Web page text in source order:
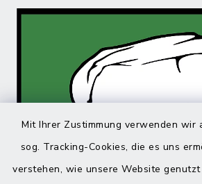
Mit Ihrer Zustimmung verwenden wir
sog. Tracking-Cookies, die es uns
verstehen, wie unsere Website